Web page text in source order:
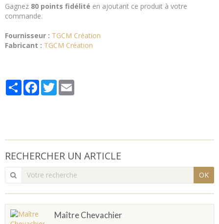
Gagnez 80 points fidélité en ajoutant ce produit à votre
commande.
Fournisseur : TGCM Création
Fabricant : TGCM Création
PartagerFacebook
Twitter
RECHERCHER UN ARTICLE
OK
Maître Chevachier